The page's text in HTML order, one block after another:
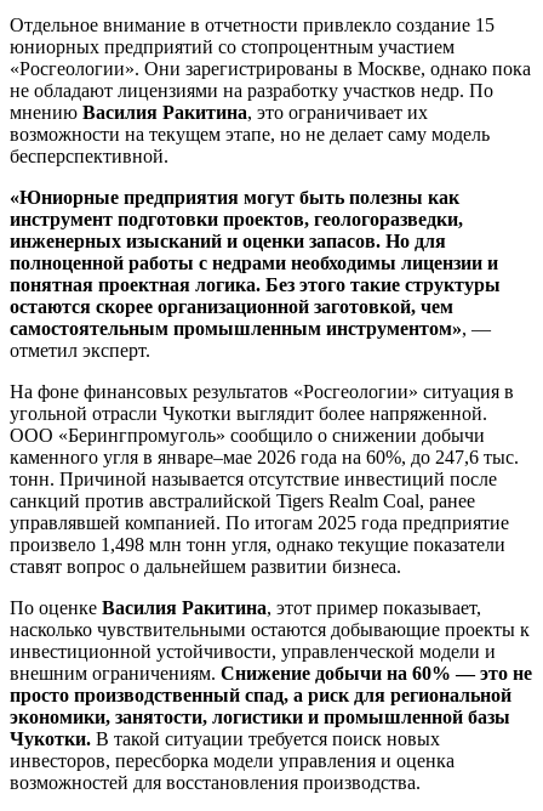
Отдельное внимание в отчетности привлекло создание 15
юниорных предприятий со стопроцентным участием
«Росгеологии». Они зарегистрированы в Москве, однако пока
не обладают лицензиями на разработку участков недр. По
мнению Василия Ракитина, это ограничивает их
возможности на текущем этапе, но не делает саму модель
бесперспективной.
«Юниорные предприятия могут быть полезны как
инструмент подготовки проектов, геологоразведки,
инженерных изысканий и оценки запасов. Но для
полноценной работы с недрами необходимы лицензии и
понятная проектная логика. Без этого такие структуры
остаются скорее организационной заготовкой, чем
самостоятельным промышленным инструментом», —
отметил эксперт.
На фоне финансовых результатов «Росгеологии» ситуация в
угольной отрасли Чукотки выглядит более напряженной.
ООО «Берингпромуголь» сообщило о снижении добычи
каменного угля в январе–мае 2026 года на 60%, до 247,6 тыс.
тонн. Причиной называется отсутствие инвестиций после
санкций против австралийской Tigers Realm Coal, ранее
управлявшей компанией. По итогам 2025 года предприятие
произвело 1,498 млн тонн угля, однако текущие показатели
ставят вопрос о дальнейшем развитии бизнеса.
По оценке Василия Ракитина, этот пример показывает,
насколько чувствительными остаются добывающие проекты к
инвестиционной устойчивости, управленческой модели и
внешним ограничениям. Снижение добычи на 60% — это не
просто производственный спад, а риск для региональной
экономики, занятости, логистики и промышленной базы
Чукотки. В такой ситуации требуется поиск новых
инвесторов, пересборка модели управления и оценка
возможностей для восстановления производства.